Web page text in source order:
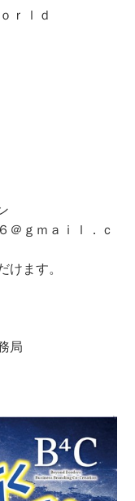
ｌｄ
＠ｇｍａｉｌ．ｃ
けます。
局